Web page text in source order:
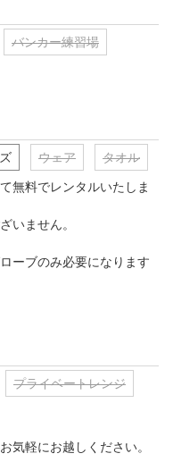
バンカー練習場
ウェア タオル
無料でレンタルいたしま
いません。
ーブのみ必要になります
けていただけます。
プライベートレンジ
気軽にお越しください。